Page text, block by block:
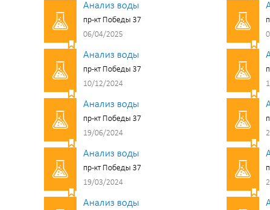
Анализ воды
пр-кт Победы 37
06/04/2025
Анализ воды
пр-кт Победы 37
10/12/2024
Анализ воды
пр-кт Победы 37
19/06/2024
Анализ воды
пр-кт Победы 37
19/03/2024
Анализ воды